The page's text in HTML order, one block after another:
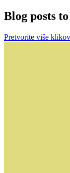
Blog posts
Pretvorite više